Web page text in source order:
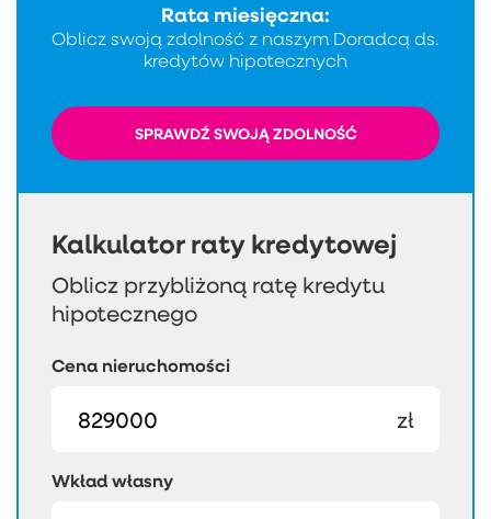
Kalkulator raty kredytowej
Oblicz przybliżoną ratę kredytu
hipotecznego
Cena nieruchomości
zł
Wkład własny
Rata miesięczna:
Oblicz swoją zdolność z naszym Doradcą ds.
kredytów hipotecznych
SPRAWDŹ SWOJĄ ZDOLNOŚĆ